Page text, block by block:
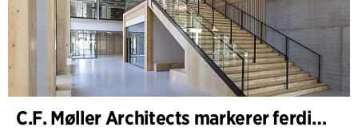
C.F. Møller Architects markerer ferdigstillelsen av WoodHub – Danmarks største kontorbygg i tre